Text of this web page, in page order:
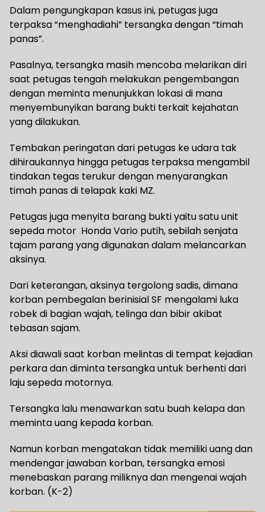
Dalam pengungkapan kasus ini, petugas juga
terpaksa “menghadiahi” tersangka dengan “timah
panas”.
Pasalnya, tersangka masih mencoba melarikan diri
saat petugas tengah melakukan pengembangan
dengan meminta menunjukkan lokasi di mana
menyembunyikan barang bukti terkait kejahatan
yang dilakukan.
Tembakan peringatan dari petugas ke udara tak
dihiraukannya hingga petugas terpaksa mengambil
tindakan tegas terukur dengan menyarangkan
timah panas di telapak kaki MZ.
Petugas juga menyita barang bukti yaitu satu unit
sepeda motor Honda Vario putih, sebilah senjata
tajam parang yang digunakan dalam melancarkan
aksinya.
Dari keterangan, aksinya tergolong sadis, dimana
korban pembegalan berinisial SF mengalami luka
robek di bagian wajah, telinga dan bibir akibat
tebasan sajam.
Aksi diawali saat korban melintas di tempat kejadian
perkara dan diminta tersangka untuk berhenti dari
laju sepeda motornya.
Tersangka lalu menawarkan satu buah kelapa dan
meminta uang kepada korban.
Namun korban mengatakan tidak memiliki uang dan
mendengar jawaban korban, tersangka emosi
menebaskan parang miliknya dan mengenai wajah
korban. (K-2)